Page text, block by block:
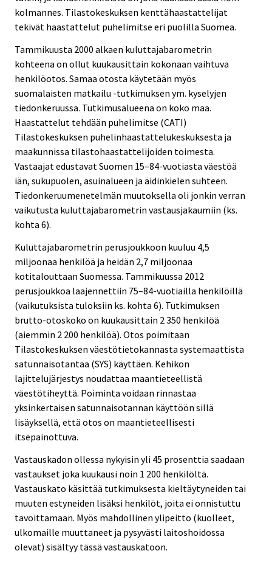
kolmannes. Tilastokeskuksen kenttähaastattelijat
tekivät haastattelut puhelimitse eri puolilla Suomea.
Tammikuusta 2000 alkaen kuluttajabarometrin
kohteena on ollut kuukausittain kokonaan vaihtuva
henkilöotos. Samaa otosta käytetään myös
suomalaisten matkailu -tutkimuksen ym. kyselyjen
tiedonkeruussa. Tutkimusalueena on koko maa.
Haastattelut tehdään puhelimitse (CATI)
Tilastokeskuksen puhelinhaastattelukeskuksesta ja
maakunnissa tilastohaastattelijoiden toimesta.
Vastaajat edustavat Suomen 15–84-vuotiasta väestöä
iän, sukupuolen, asuinalueen ja äidinkielen suhteen.
Tiedonkeruumenetelmän muutoksella oli jonkin verran
vaikutusta kuluttajabarometrin vastausjakaumiin (ks.
kohta 6).
Kuluttajabarometrin perusjoukkoon kuuluu 4,5
miljoonaa henkilöä ja heidän 2,7 miljoonaa
kotitalouttaan Suomessa. Tammikuussa 2012
perusjoukkoa laajennettiin 75–84-vuotiailla henkilöillä
(vaikutuksista tuloksiin ks. kohta 6). Tutkimuksen
brutto-otoskoko on kuukausittain 2 350 henkilöä
(aiemmin 2 200 henkilöä). Otos poimitaan
Tilastokeskuksen väestötietokannasta systemaattista
satunnaisotantaa (SYS) käyttäen. Kehikon
lajittelujärjestys noudattaa maantieteellistä
väestötiheyttä. Poiminta voidaan rinnastaa
yksinkertaisen satunnaisotannan käyttöön sillä
lisäyksellä, että otos on maantieteellisesti
itsepainottuva.
Vastauskadon ollessa nykyisin yli 45 prosenttia saadaan
vastaukset joka kuukausi noin 1 200 henkilöltä.
Vastauskato käsittää tutkimuksesta kieltäytyneiden tai
muuten estyneiden lisäksi henkilöt, joita ei onnistuttu
tavoittamaan. Myös mahdollinen ylipeitto (kuolleet,
ulkomaille muuttaneet ja pysyvästi laitoshoidossa
olevat) sisältyy tässä vastauskatoon.